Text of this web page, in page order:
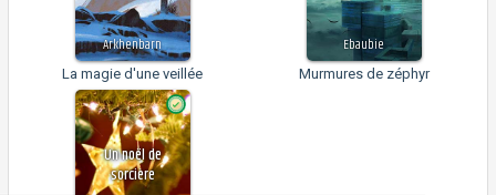
Arkhenbarn
La magie d'une veillée
Ebaubie
Murmures de zéphyr
Un noël de
sorcière